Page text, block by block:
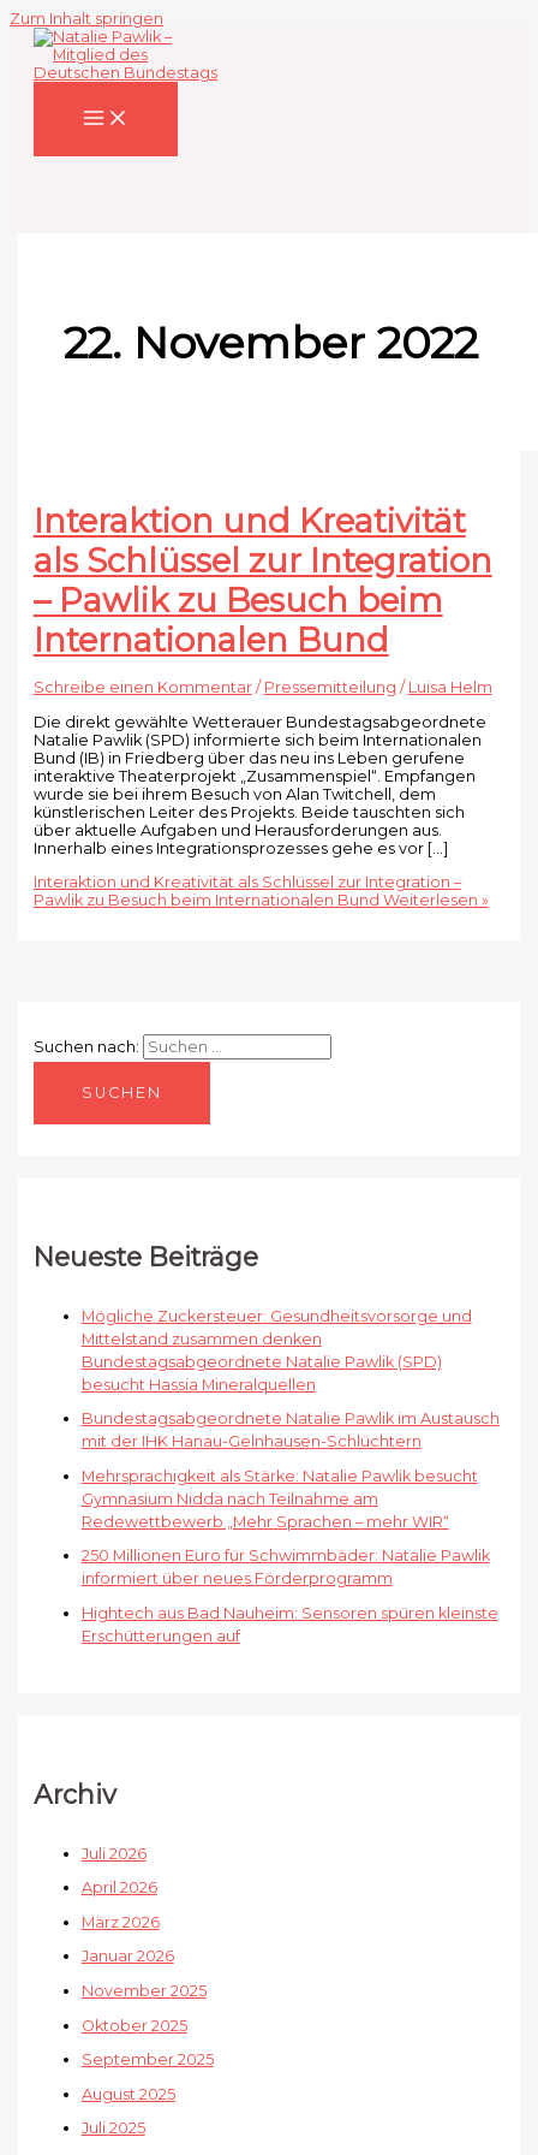
Zum Inhalt springen
22. November 2022
Interaktion und Kreativität
als Schlüssel zur Integration
– Pawlik zu Besuch beim
Internationalen Bund
Schreibe einen Kommentar / Pressemitteilung / Luisa Helm
Die direkt gewählte Wetterauer Bundestagsabgeordnete
Natalie Pawlik (SPD) informierte sich beim Internationalen
Bund (IB) in Friedberg über das neu ins Leben gerufene
interaktive Theaterprojekt „Zusammenspiel“. Empfangen
wurde sie bei ihrem Besuch von Alan Twitchell, dem
künstlerischen Leiter des Projekts. Beide tauschten sich
über aktuelle Aufgaben und Herausforderungen aus.
Innerhalb eines Integrationsprozesses gehe es vor […]
Interaktion und Kreativität als Schlüssel zur Integration –
Pawlik zu Besuch beim Internationalen Bund Weiterlesen »
Suchen nach:
Neueste Beiträge
Mögliche Zuckersteuer: Gesundheitsvorsorge und
Mittelstand zusammen denken
Bundestagsabgeordnete Natalie Pawlik (SPD)
besucht Hassia Mineralquellen
Bundestagsabgeordnete Natalie Pawlik im Austausch
mit der IHK Hanau-Gelnhausen-Schlüchtern
Mehrsprachigkeit als Stärke: Natalie Pawlik besucht
Gymnasium Nidda nach Teilnahme am
Redewettbewerb „Mehr Sprachen – mehr WIR“
250 Millionen Euro für Schwimmbäder: Natalie Pawlik
informiert über neues Förderprogramm
Hightech aus Bad Nauheim: Sensoren spüren kleinste
Erschütterungen auf
Archiv
Juli 2026
April 2026
März 2026
Januar 2026
November 2025
Oktober 2025
September 2025
August 2025
Juli 2025